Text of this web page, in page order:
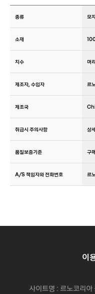
종류 모
소재
치수 머
제조자, 수입자 르
제조국
취급시 주의사항 상
품질보증기준 구
A/S 책임자와 전화번호 르
이
사이트명 : 르노코리